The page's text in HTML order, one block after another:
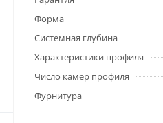
Форма
Системная глубина
Характеристики профиля
Число камер профиля
Фурнитура